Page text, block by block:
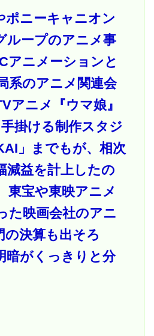
ポニーキャニオン
ループのアニメ事
アニメーションと
系のアニメ関連会
アニメ『ウマ娘』
手掛ける制作スタジ
」までもが、相次
減益を計上したの
東宝や東映アニメ
た映画会社のアニ
の決算も出そろ
暗がくっきりと分